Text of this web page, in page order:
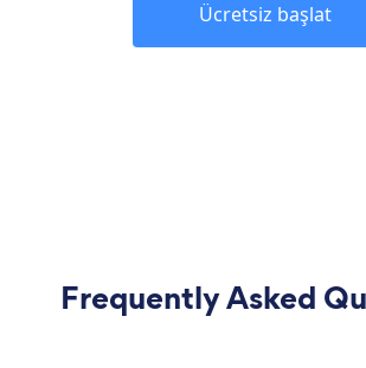
Ücretsiz başlat
Frequently Asked